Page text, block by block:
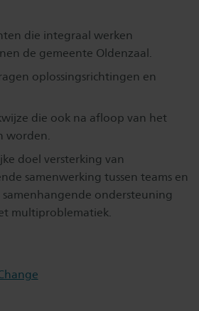
die integraal werken
de gemeente Oldenzaal.
oplossingsrichtingen en
die ook na afloop van het
worden.
doel versterking van
samenwerking tussen teams en
ondersteuning
multiproblematiek.